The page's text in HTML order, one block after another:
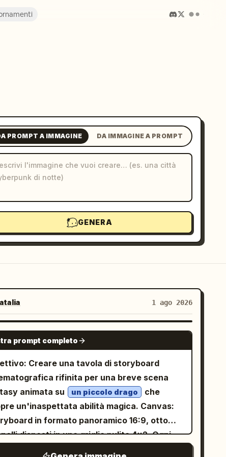
PROMPT A IMMAGINE DA IMMAGINE A PROMPT
GENERA
1 ago 2026
GPT IMAGE 2
prompt completo
Creare una tavola di storyboard
rifinita per una breve scena
animata su
un piccolo drago
che
un'inaspettata abilità magica. Canvas:
in formato panoramico 16:9, otto
disposti in una griglia pulita 4x2. Ogni